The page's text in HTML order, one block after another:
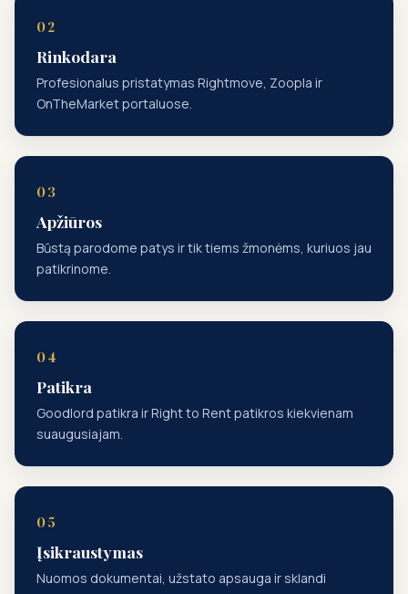
Rinkodara
Profesionalus pristatymas Rightmove, Zoopla ir
OnTheMarket portaluose.
Apžiūros
Būstą parodome patys ir tik tiems žmonėms, kuriuos jau
patikrinome.
Patikra
Goodlord patikra ir Right to Rent patikros kiekvienam
suaugusiajam.
Įsikraustymas
Nuomos dokumentai, užstato apsauga ir sklandi